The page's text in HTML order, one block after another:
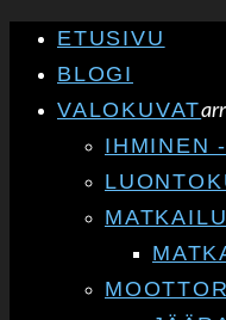
ETUSIVU
BLOGI
VALOKUVAT
IHMINEN